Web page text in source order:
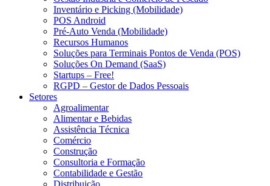
Inventário e Picking (Mobilidade)
POS Android
Pré-Auto Venda (Mobilidade)
Recursos Humanos
Soluções para Terminais Pontos de Venda (POS)
Soluções On Demand (SaaS)
Startups – Free!
RGPD – Gestor de Dados Pessoais
Setores
Agroalimentar
Alimentar e Bebidas
Assistência Técnica
Comércio
Construção
Consultoria e Formação
Contabilidade e Gestão
Distribuição